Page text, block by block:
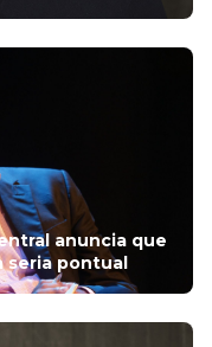
anuncia que
seria pontual